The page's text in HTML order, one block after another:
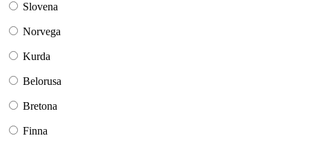
Slovena
Norvega
Kurda
Belorusa
Bretona
Finna